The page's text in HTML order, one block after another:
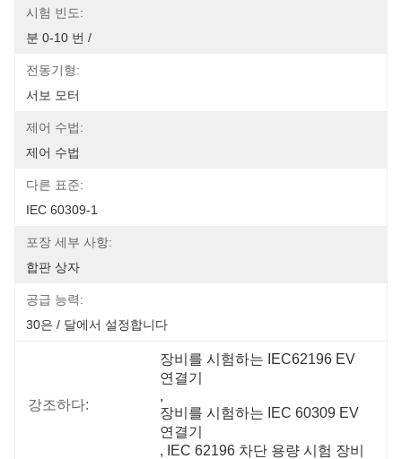
시험 빈도:
분 0-10 번 /
전동기형:
서보 모터
제어 수법:
제어 수법
다른 표준:
IEC 60309-1
포장 세부 사항:
합판 상자
공급 능력:
30은 / 달에서 설정합니다
강조하다:
장비를 시험하는 IEC62196 EV
연결기
,
장비를 시험하는 IEC 60309 EV
연결기
,
IEC 62196 차단 용량 시험 장비